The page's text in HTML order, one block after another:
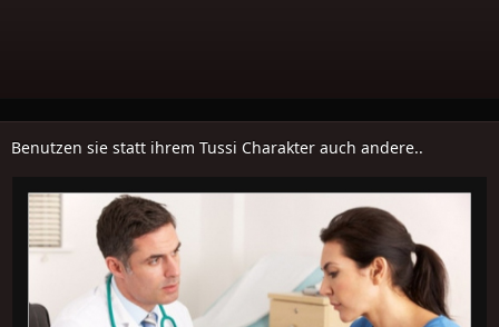
Benutzen sie statt ihrem Tussi Charakter auch andere..